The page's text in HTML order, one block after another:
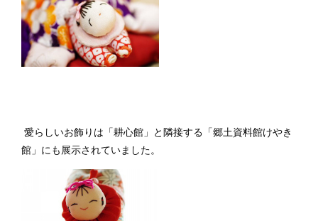
愛らしいお飾りは「耕心館」と隣接する「郷土資料館けやき
館」にも展示されていました。